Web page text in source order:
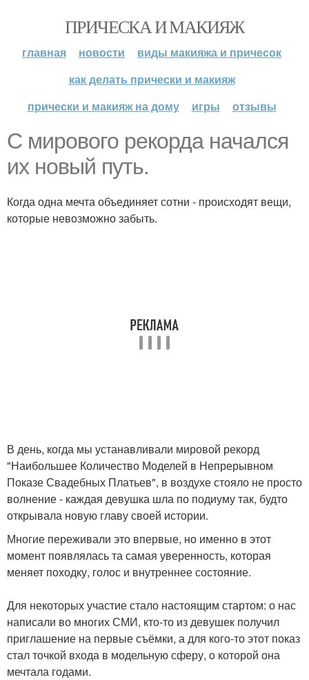
ПРИЧЕСКА И МАКИЯЖ
главная новости
виды макияжа и причесок
как делать прически и макияж
прически и макияж на дому
игры отзывы
С мирового рекорда начался
их новый путь.
Когда одна мечта объединяет сотни - происходят вещи,
которые невозможно забыть.
В день, когда мы устанавливали мировой рекорд
"Наибольшее Количество Моделей в Непрерывном
Показе Свадебных Платьев", в воздухе стояло не просто
волнение - каждая девушка шла по подиуму так, будто
открывала новую главу своей истории.
Многие переживали это впервые, но именно в этот
момент появлялась та самая уверенность, которая
меняет походку, голос и внутреннее состояние.
Для некоторых участие стало настоящим стартом: о нас
написали во многих СМИ, кто-то из девушек получил
приглашение на первые съёмки, а для кого-то этот показ
стал точкой входа в модельную сферу, о которой она
мечтала годами.